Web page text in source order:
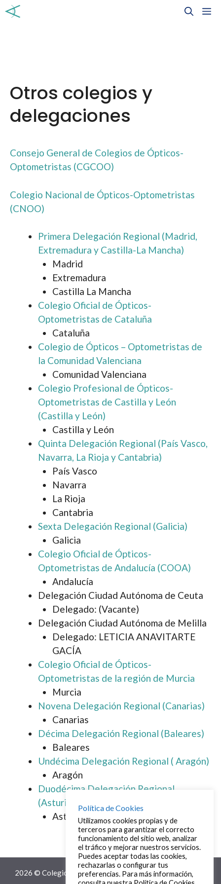
Saltar
Otros colegios y
delegaciones
Consejo General de Colegios de Ópticos-
Optometristas (CGCOO)
Colegio Nacional de Ópticos-Optometristas
(CNOO)
Primera Delegación Regional (Madrid,
Extremadura y Castilla-La Mancha)
Madrid
Extremadura
Castilla La Mancha
Colegio Oficial de Ópticos-
Optometristas de Cataluña
Cataluña
Colegio de Ópticos – Optometristas de
la Comunidad Valenciana
Comunidad Valenciana
Colegio Profesional de Ópticos-
Optometristas de Castilla y León
(Castilla y León)
Castilla y León
Quinta Delegación Regional (País Vasco,
Navarra, La Rioja y Cantabria)
País Vasco
Navarra
La Rioja
Cantabria
Sexta Delegación Regional (Galicia)
Galicia
Colegio Oficial de Ópticos-
Optometristas de Andalucía (COOA)
Andalucía
Delegación Ciudad Autónoma de Ceuta
Delegado: (Vacante)
Delegación Ciudad Autónoma de Melilla
Delegado: LETICIA ANAVITARTE
GACÍA
Colegio Oficial de Ópticos-
Optometristas de la región de Murcia
Murcia
Novena Delegación Regional (Canarias)
Canarias
Décima Delegación Regional (Baleares)
Baleares
Undécima Delegación Regional ( Aragón)
Aragón
Duodécima Delegación Regional
(Asturias)
Asturias
2026 © Colegio Profesional de Ópticos-Optometristas de
Política de Cookies
Utilizamos cookies propias y de
terceros para garantizar el correcto
funcionamiento del sitio web, analizar
el tráfico y mejorar nuestros servicios.
Puedes aceptar todas las cookies,
rechazarlas o configurar tus
preferencias. Para más información,